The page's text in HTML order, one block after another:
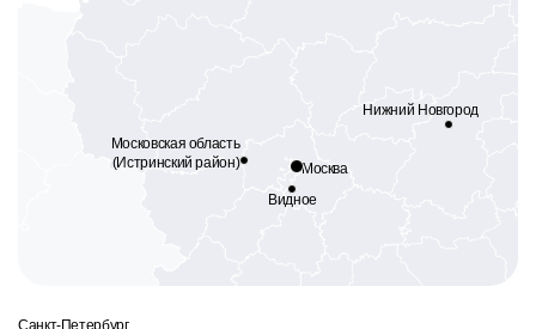
Нижний Новгород
Московская область
(Истринский район)
Видное
Москва